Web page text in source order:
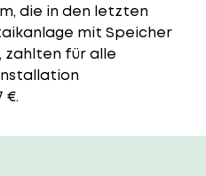
die in den letzten
mit Speicher
zahlten für alle
€.